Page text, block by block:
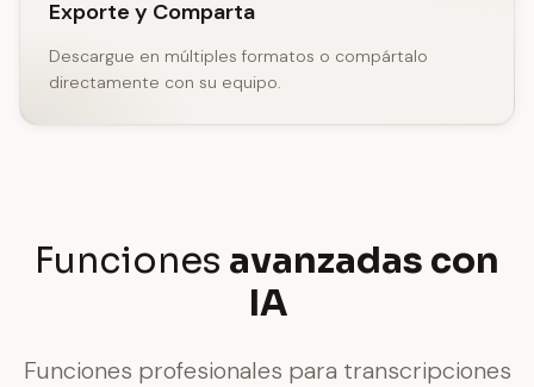
Exporte y Comparta
Descargue en múltiples formatos o compártalo
directamente con su equipo.
Funciones avanzadas con
IA
Funciones profesionales para transcripciones